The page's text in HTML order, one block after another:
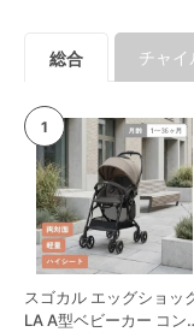
総合 チャイ
スゴカル エッグショッ
LA A型ベビーカー コン